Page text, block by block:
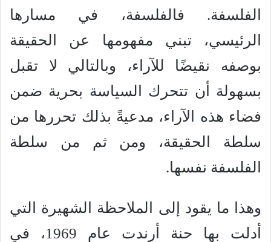
الفلسفة. فالفلسفة، في مسارها
الرئيسي، تبني مفهومها عن الحقيقة
بوصفه نقيضًا للآراء، وبالتالي لا تقبل
بسهولة أن تتحرك السياسة بحرية ضمن
فضاء هذه الآراء، مدعيةً بذلك تحررها من
سلطة الحقيقة، ومن ثم من سلطة
الفلسفة نفسها.
وهذا ما يقود إلى الملاحظة الشهيرة التي
أدلت بها حنة أرندت عام 1969، في